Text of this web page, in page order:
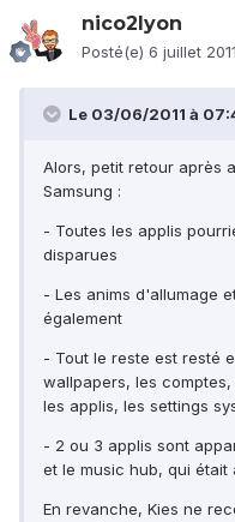
nico2lyon
Posté(e) 6 juillet 2011
Le 03/06/2011 à
Alors, petit retour après
Samsung :
- Toutes les applis
disparues
- Les anims d'allumage
également
- Tout le reste est resté
wallpapers, les
les applis, les settings
- 2 ou 3 applis sont
et le music hub, qui était
En revanche, Kies ne